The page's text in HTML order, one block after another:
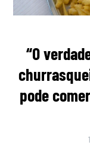
“O
pode